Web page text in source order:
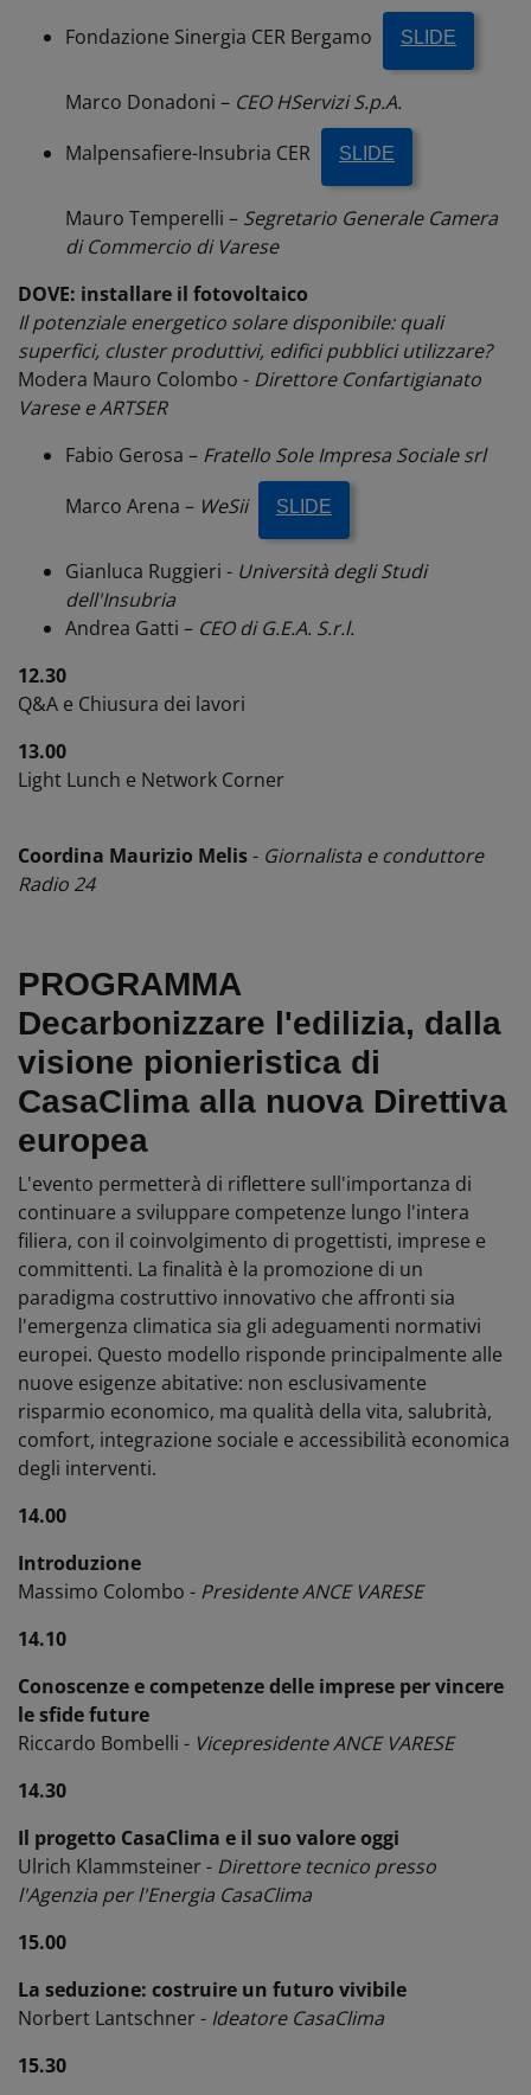
Fondazione Sinergia CER Bergamo
SLIDE
Marco Donadoni – CEO HServizi S.p.A.
Malpensafiere-Insubria CER
SLIDE
Mauro Temperelli – Segretario Generale Camera
di Commercio di Varese
DOVE: installare il fotovoltaico
Il potenziale energetico solare disponibile: quali
superfici, cluster produttivi, edifici pubblici utilizzare?
Modera Mauro Colombo - Direttore Confartigianato
Varese e ARTSER
Fabio Gerosa – Fratello Sole Impresa Sociale srl
Marco Arena – WeSii SLIDE
Gianluca Ruggieri - Università degli Studi
dell'Insubria
Andrea Gatti – CEO di G.E.A. S.r.l.
12.30
Q&A e Chiusura dei lavori
13.00
Light Lunch e Network Corner
Coordina Maurizio Melis- Giornalista e conduttore
Radio 24
PROGRAMMA
Decarbonizzare l'edilizia, dalla
visione pionieristica di
CasaClima alla nuova Direttiva
europea
L'evento permetterà di riflettere sull'importanza di
continuare a sviluppare competenze lungo l'intera
filiera, con il coinvolgimento di progettisti, imprese e
committenti. La finalità è la promozione di un
paradigma costruttivo innovativo che affronti sia
l'emergenza climatica sia gli adeguamenti normativi
europei. Questo modello risponde principalmente alle
nuove esigenze abitative: non esclusivamente
risparmio economico, ma qualità della vita, salubrità,
comfort, integrazione sociale e accessibilità economica
degli interventi.
14.00
Introduzione
Massimo Colombo - Presidente ANCE VARESE
14.10
Conoscenze e competenze delle imprese per vincere
le sfide future
Riccardo Bombelli - Vicepresidente ANCE VARESE
14.30
Il progetto CasaClima e il suo valore oggi
Ulrich Klammsteiner - Direttore tecnico presso
l'Agenzia per l'Energia CasaClima
15.00
La seduzione: costruire un futuro vivibile
Norbert Lantschner - Ideatore CasaClima
15.30